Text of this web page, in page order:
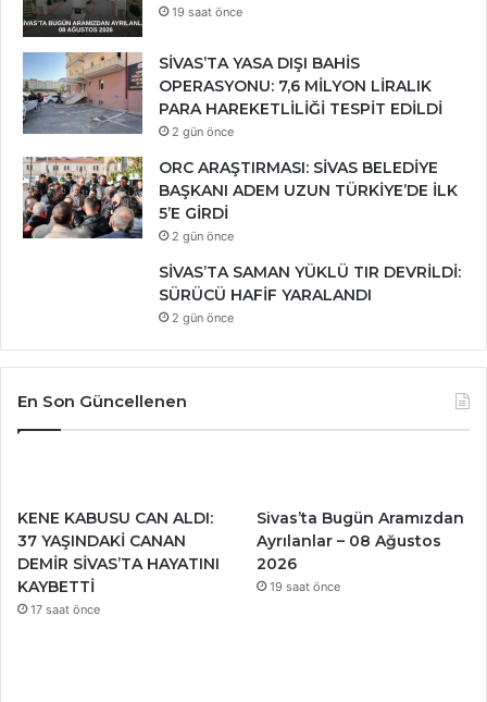
19 saat önce
SİVAS’TA YASA DIŞI BAHİS
OPERASYONU: 7,6 MİLYON LİRALIK
PARA HAREKETLİLİĞİ TESPİT EDİLDİ
2 gün önce
ORC ARAŞTIRMASI: SİVAS BELEDİYE
BAŞKANI ADEM UZUN TÜRKİYE’DE İLK
5’E GİRDİ
2 gün önce
SİVAS’TA SAMAN YÜKLÜ TIR DEVRİLDİ:
SÜRÜCÜ HAFİF YARALANDI
2 gün önce
En Son Güncellenen
KENE KABUSU CAN ALDI:
37 YAŞINDAKİ CANAN
DEMİR SİVAS’TA HAYATINI
KAYBETTİ
17 saat önce
Sivas’ta Bugün Aramızdan
Ayrılanlar – 08 Ağustos
2026
19 saat önce